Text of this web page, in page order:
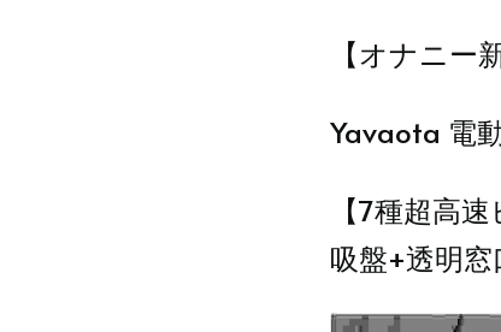
【オナニー
Yavaota 電
【7種超高
吸盤+透明窓